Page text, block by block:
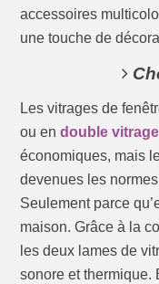
accessoires
une touche de
Les vitrages de
ou endouble vitrage
économiques, mais
devenues les
Seulement parce
maison. Grâce à la
les deux lames de
sonore et thermique.